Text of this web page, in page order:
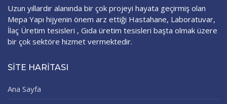
Uzun yıllardır alanında bir çok projeyi hayata geçirmiş olan
Mepa Yapı hijyenin önem arz ettiği Hastahane, Laboratuvar,
İlaç Üretim tesisleri , Gıda üretim tesisleri başta olmak üzere
bir çok sektöre hizmet vermektedir.
SITE HARITASI
Ana Sayfa